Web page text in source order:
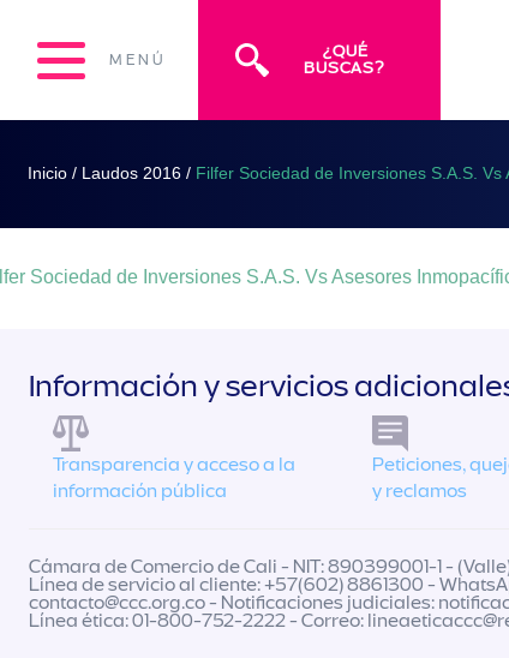
MENÚ
¿QUÉ
BUSCAS?
Inicio / Laudos 2016 / Filfer Sociedad de Inversiones S.A.S. Vs
Sociedad de Inversiones S.A.S. Vs Asesores
Información y servicios
Transparencia y acceso a la
información pública
Peticiones,
y reclamos
Cámara de Comercio de Cali - NIT: 890399001-1 -
Línea de servicio al cliente: +57(602) 8861300 -
contacto@ccc.org.co- Notificaciones judiciales:
Línea ética: 01-800-752-2222 - Correo: